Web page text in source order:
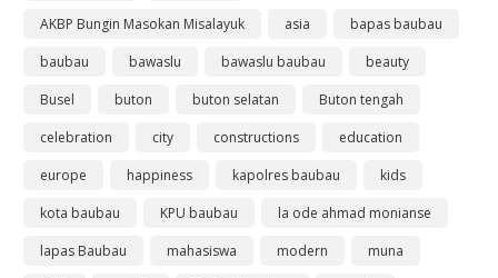
AKBP Bungin Masokan Misalayuk
asia
bapas baubau
baubau
bawaslu bawaslu baubau
beauty
Busel
buton buton selatan
Buton tengah
celebration
city constructions
education
europe
happiness kapolres baubau
kids
kota baubau
KPU baubau
la ode ahmad monianse
lapas Baubau
mahasiswa modern
muna